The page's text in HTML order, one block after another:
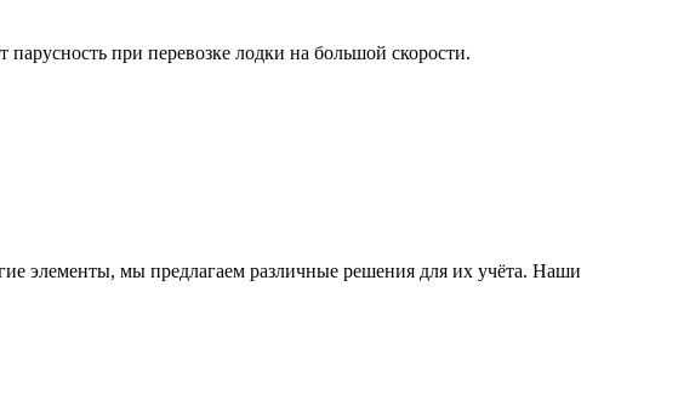
при перевозке лодки на большой скорости.
элементы, мы предлагаем различные решения для их учёта. Наши